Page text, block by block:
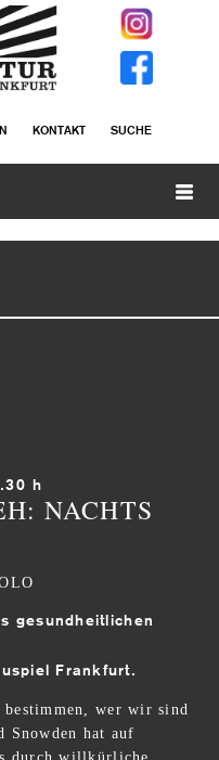
KONTAKT SUCHE
h
NACHTS
gesundheitlichen
Frankfurt.
bestimmen, wer wir sind
Snowden hat auf